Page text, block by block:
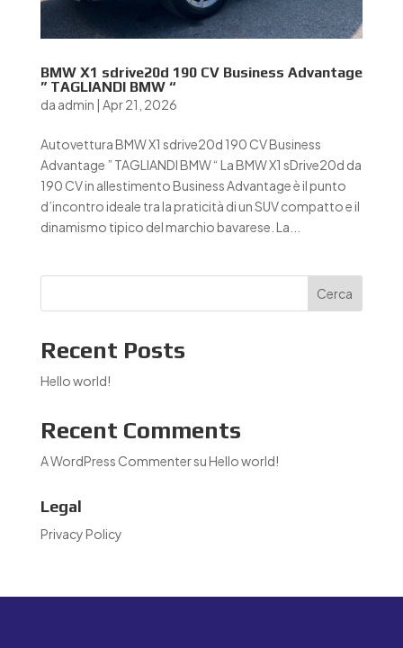
BMW X1 sdrive20d 190 CV Business Advantage
” TAGLIANDI BMW “
da admin | Apr 21, 2026
Autovettura BMW X1 sdrive20d 190 CV Business
Advantage ” TAGLIANDI BMW “ La BMW X1 sDrive20d da
190 CV in allestimento Business Advantage è il punto
d’incontro ideale tra la praticità di un SUV compatto e il
dinamismo tipico del marchio bavarese. La...
Cerca
Recent Posts
Hello world!
Recent Comments
A WordPress CommentersuHello world!
Legal
Privacy Policy